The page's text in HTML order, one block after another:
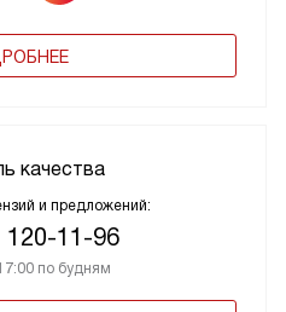
качества
и предложений:
120-11-96
по будням